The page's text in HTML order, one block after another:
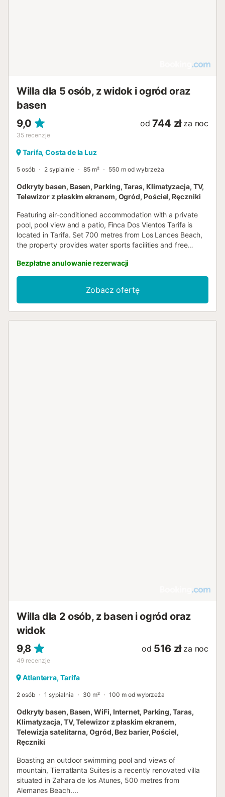
Willa dla 5 osób, z widok i ogród oraz
basen
9,0
35 recenzje
od 744 zł za noc
Tarifa, Costa de la Luz
5 osób 2 sypialnie 85 m² 550 m od wybrzeża
Odkryty basen, Basen, Parking, Taras, Klimatyzacja, TV,
Telewizor z płaskim ekranem, Ogród, Pościel, Ręczniki
Featuring air-conditioned accommodation with a private
pool, pool view and a patio, Finca Dos Vientos Tarifa is
located in Tarifa. Set 700 metres from Los Lances Beach,
the property provides water sports facilities and free
Bezpłatne anulowanie rezerwacji
Zobacz ofertę
Willa dla 2 osób, z basen i ogród oraz
widok
9,8
49 recenzje
od 516 zł za noc
Atlanterra, Tarifa
2 osób 1 sypialnia 30 m² 100 m od wybrzeża
Odkryty basen, Basen, WiFi, Internet, Parking, Taras,
Klimatyzacja, TV, Telewizor z płaskim ekranem,
Telewizja satelitarna, Ogród, Bez barier, Pościel,
Ręczniki
Boasting an outdoor swimming pool and views of
mountain, Tierratlanta Suites is a recently renovated villa
situated in Zahara de los Atunes, 500 metres from
Alemanes Beach....